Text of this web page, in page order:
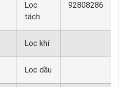
Lọc
tách
92808286
Lọc khí
Lọc dầu